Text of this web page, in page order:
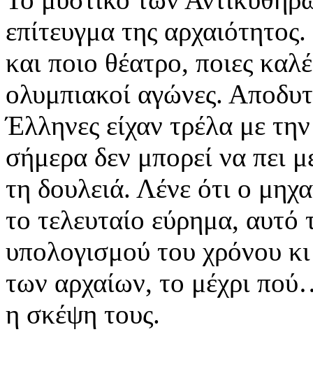
επίτευγμα της
και ποιο θέατρο, ποιες
ολυμπιακοί αγώνες.
Έλληνες είχαν τρέλα με
σήμερα δεν μπορεί να πει
τη δουλειά. Λένε ότι ο
το τελευταίο εύρημα, αυτό
υπολογισμού του χρόνου κι
των αρχαίων, το μέχρι
η σκέψη τους.